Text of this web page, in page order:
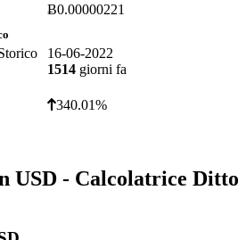
Ƀ0.00000221
16-06-2022
1514 giorni fa
340.01%
USD - Calcolatrice Ditto